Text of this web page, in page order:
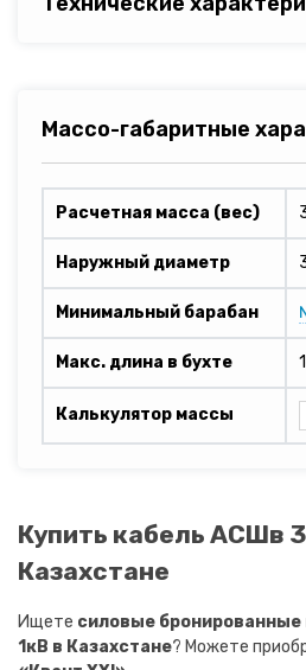
Массо-габаритные
Расчетная масса (вес)
Наружный диаметр
Минимальный барабан
Макс. длина в бухте
Калькулятор массы
Купить кабель АСШв
Казахстане
Ищете силовые
1кВ в Казахстане? Можете